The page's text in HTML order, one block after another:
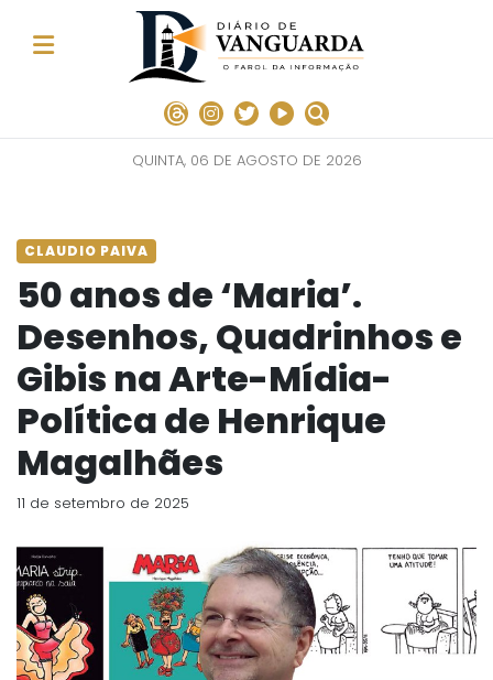
QUINTA, 06 DE AGOSTO DE 2026
CLAUDIO PAIVA
50 anos de ‘Maria’.
Desenhos, Quadrinhos e
Gibis na Arte-Mídia-
Política de Henrique
Magalhães
11 de setembro de 2025